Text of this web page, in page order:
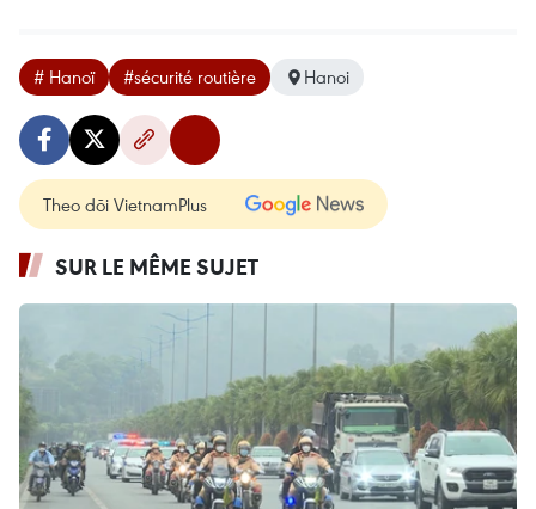
# Hanoï #sécurité routière Hanoi
Theo dõi VietnamPlus
SUR LE MÊME SUJET